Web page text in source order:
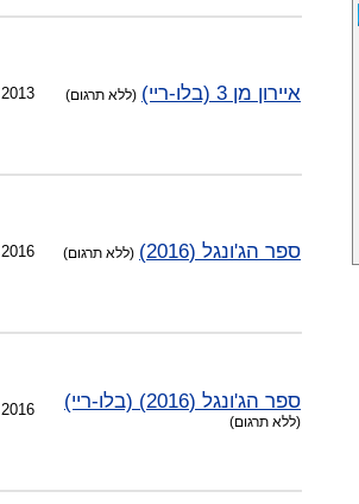
איירון מן 3 (בלו-ריי) (ללא תרגום) 2013
ספר הג'ונגל (2016) (ללא תרגום) 2016
ספר הג'ונגל (2016) (בלו-ריי)
(ללא תרגום)
2016